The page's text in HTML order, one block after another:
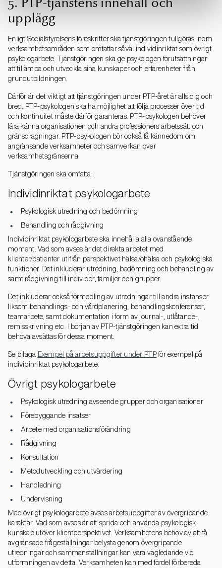
upplägg
Enligt Socialstyrelsens föreskrifter ska tjänstgöringen fullgöras inom
verksamhetsområden som omfattar såväl individinriktat som övrigt
psykologarbete. Tjänstgöringen ska ge psykologen förutsättningar
att tillämpa och utveckla sina kunskaper och erfarenheter från
grundutbildningen.
Därför är det viktigt att tjänstgöringen under PTP-året är allsidig och
bred. PTP-psykologen ska ha möjlighet att följa processer över tid
och kontinuitet måste därför garanteras. PTP-psykologen behöver
lära känna organisationen och andra professioners arbetssätt och
gränsdragningar. PTP-psykologen bör också få kännedom om
angränsande verksamheter och samverkan över
verksamhetsgränserna.
Tjänstgöringen ska omfatta:
Individinriktat psykologarbete
Psykologisk utredning och bedömning
Behandling och rådgivning
Individinriktat psykologarbete ska innehålla alla ovanstående
moment. Vad som avses är det direkta arbetet med
klienter/patienter utifrån perspektivet hälsa/ohälsa och psykologiska
funktioner. Det inkluderar utredning, bedömning och behandling av
samt rådgivning till individer, familjer och grupper.
Det inkluderar också förmedling av utredningar till andra instanser
liksom behandlings- och vårdplanering, behandlingskonferenser,
teamarbete, samt dokumentation i form av journal-, utlåtande-,
remisskrivning etc. I början av PTP-tjänstgöringen kan extra tid
behöva avsättas för dessa moment.
Se bilaga Exempel på arbetsuppgifter under PTPför exempel på
individinriktat psykologarbete.
Övrigt psykologarbete
Psykologisk utredning avseende grupper och organisationer
Förebyggande insatser
Arbete med organisationsförändring
Rådgivning
Konsultation
Metodutveckling och utvärdering
Handledning
Undervisning
Med övrigt psykologarbete avses arbetsuppgifter av övergripande
karaktär. Vad som avses är att sprida och använda psykologisk
kunskap utöver klientperspektivet. Verksamhetens behov av att få
avgränsade frågeställningar belysta genom övergripande
utredningar och sammanställningar kan vara vägledande vid
utformningen av detta. Verksamheten kan med fördel förbereda